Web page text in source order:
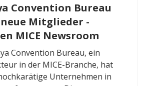
Convention Bureau
Mitglieder -
MICE Newsroom
Convention Bureau, ein
in der MICE-Branche, hat
Unternehmen in